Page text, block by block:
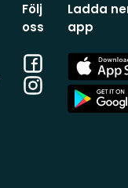
Följ
oss
Facebook
Instagram
Ladda
app
App
Store
App
Store